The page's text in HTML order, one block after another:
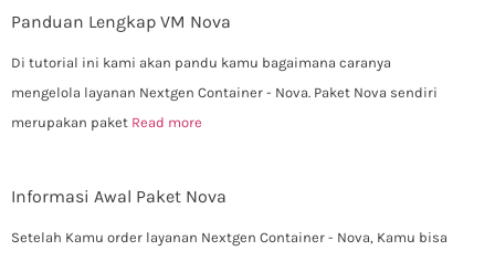
Panduan Lengkap VM Nova
Di tutorial ini kami akan pandu kamu bagaimana caranya
mengelola layanan Nextgen Container - Nova. Paket Nova sendiri
merupakan paket Read more
Informasi Awal Paket Nova
Setelah Kamu order layanan Nextgen Container - Nova, Kamu bisa